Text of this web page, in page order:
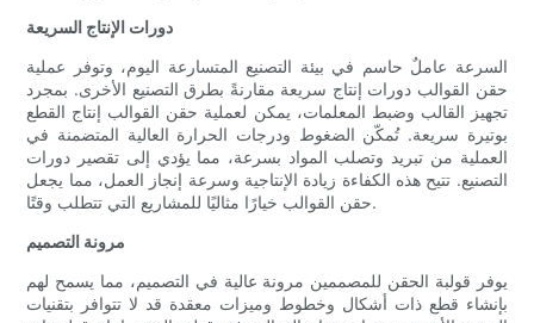
دورات الإنتاج السريعة
السرعة عاملٌ حاسم في بيئة التصنيع المتسارعة اليوم، وتوفر عملية
حقن القوالب دورات إنتاج سريعة مقارنةً بطرق التصنيع الأخرى. بمجرد
تجهيز القالب وضبط المعلمات، يمكن لعملية حقن القوالب إنتاج القطع
بوتيرة سريعة. تُمكّن الضغوط ودرجات الحرارة العالية المتضمنة في
العملية من تبريد وتصلب المواد بسرعة، مما يؤدي إلى تقصير دورات
التصنيع. تتيح هذه الكفاءة زيادة الإنتاجية وسرعة إنجاز العمل، مما يجعل
حقن القوالب خيارًا مثاليًا للمشاريع التي تتطلب وقتًا.
مرونة التصميم
يوفر قولبة الحقن للمصممين مرونة عالية في التصميم، مما يسمح لهم
بإنشاء قطع ذات أشكال وخطوط وميزات معقدة قد لا تتوافر بتقنيات